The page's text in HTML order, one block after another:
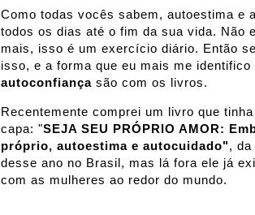
Como todas vocês sabem, autoestima e
todos os dias até o fim da sua vida. Não
mais, isso é um exercício diário. Então
isso, e a forma que eu mais me identifico
autoconfiança são com os livros.
Recentemente comprei um livro que
capa: "SEJA SEU PRÓPRIO AMOR:
próprio, autoestima e autocuidado", da
desse ano no Brasil, mas lá fora ele já
com as mulheres ao redor do mundo.